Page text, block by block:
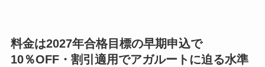
料金は2027年合格目標の早期申込で
10％OFF・割引適用でアガルートに迫る水準